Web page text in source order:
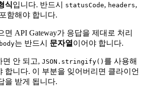
식입니다. 반드시 statusCode, headers,
함해야 합니다.
면 API Gateway가 응답을 제대로 처리
body는 반드시 문자열 이어야 합니다.
면 안 되고, JSON.stringify() 를 사용해
합니다. 이 부분을 잊어버리면 클라이언
을 받게 됩니다.